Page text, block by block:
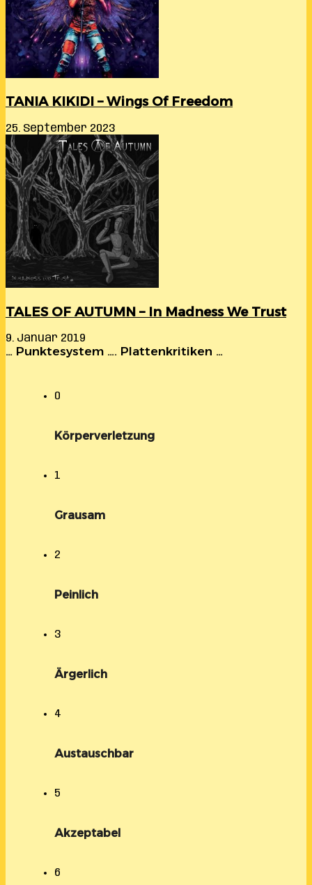
TANIA KIKIDI – Wings Of Freedom
25. September 2023
TALES OF AUTUMN – In Madness We Trust
9. Januar 2019
… Punktesystem …. Plattenkritiken …
0
Körperverletzung
1
Grausam
2
Peinlich
3
Ärgerlich
4
Austauschbar
5
Akzeptabel
6